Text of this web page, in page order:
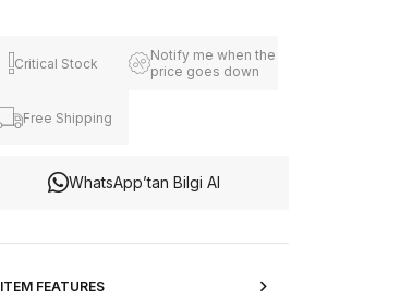
Critical Stock
Notify me when the
price goes down
Free Shipping
WhatsApp’tan Bilgi Al
ITEM FEATURES